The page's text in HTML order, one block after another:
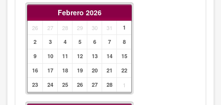
Febrero 2026
26 27 28 29 30 31
1
2
3 4 5 6 7
8
9
10 11 12 13 14
15
16
17 18 19 20 21
22
23
24 25 26 27 28 1